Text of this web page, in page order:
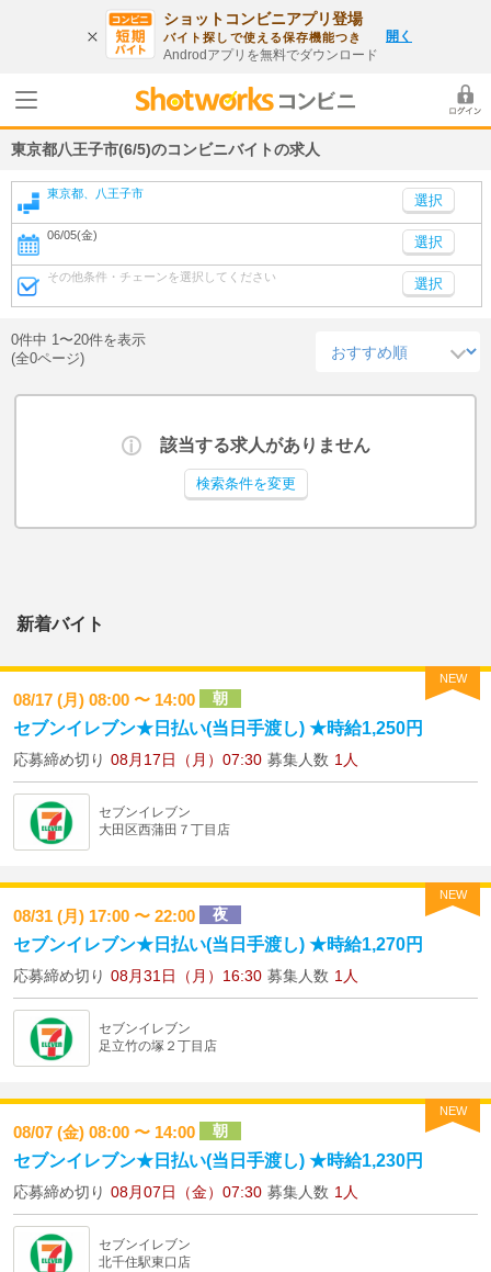
ショットコンビニアプリ登場
バイト探しで使える保存機能つき
Androdアプリを無料でダウンロード
開く
東京都八王子市(6/5)のコンビニバイトの求人
東京都、八王子市
06/05(金) 選択
その他条件・チェーンを選択してください 選択
0件中 1〜20件を表示
(全0ページ)
該当する求人がありません
検索条件を変更
新着バイト
NEW
08/17 (月) 08:00 〜 14:00 朝
セブンイレブン★日払い(当日手渡し) ★時給1,250円
応募締め切り 08月17日（月）07:30 募集人数 1人
セブンイレブン
大田区西蒲田７丁目店
NEW
08/31 (月) 17:00 〜 22:00 夜
セブンイレブン★日払い(当日手渡し) ★時給1,270円
応募締め切り 08月31日（月）16:30 募集人数 1人
セブンイレブン
足立竹の塚２丁目店
NEW
08/07 (金) 08:00 〜 14:00 朝
セブンイレブン★日払い(当日手渡し) ★時給1,230円
応募締め切り 08月07日（金）07:30 募集人数 1人
セブンイレブン
北千住駅東口店